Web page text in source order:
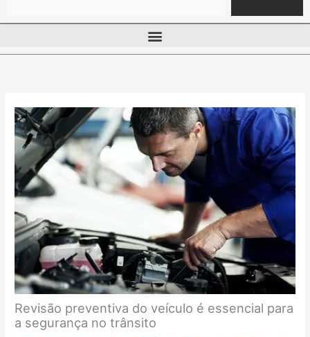
Revisão preventiva do veículo é essencial para
a segurança no trânsito